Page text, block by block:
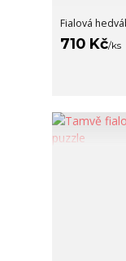
Fialová
710 Kč/ks